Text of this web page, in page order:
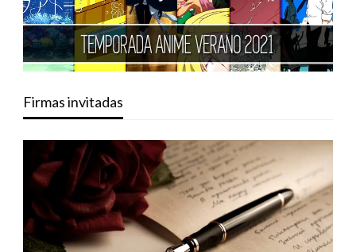
Firmas invitadas